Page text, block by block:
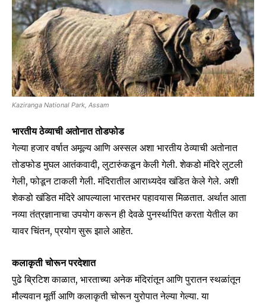
Kaziranga National Park, Assam
भारतीय ठेव्याची अतोनात तोडफोड
गेल्या हजार वर्षात अमूल्य आणि अस्सल अशा भारतीय ठेव्याची अतोनात
तोडफोड मुघल आतंकवादी, लुटारुंकडून केली गेली. शेकडो मंदिरे लुटली
गेली, फोडून टाकली गेली. मंदिरातील आराध्यदेव खंडित केले गेले. अशी
शेकडो खंडित मंदिरे आपल्याला भारतभर पहावयास मिळतात. अर्थात आता
नव्या तंत्रज्ञानाचा उपयोग करून ही देवळे पुनर्स्थापित करता येतील का
यावर चिंतन, प्रयोग सुरू झाले आहेत.
कलाकृती चोरून परदेशात
पुढे ब्रिटिश काळात, भारताच्या अनेक मंदिरांतून आणि पुरातन स्थळांतून
मौल्यवान मूर्ती आणि कलाकृती चोरून युरोपात नेल्या गेल्या. या